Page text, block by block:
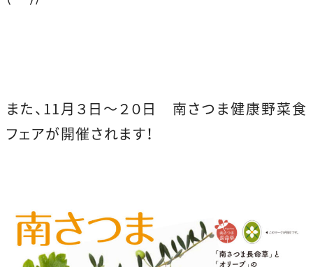
また、11月３日～２０日 南さつま健康野菜食
フェアが開催されます！